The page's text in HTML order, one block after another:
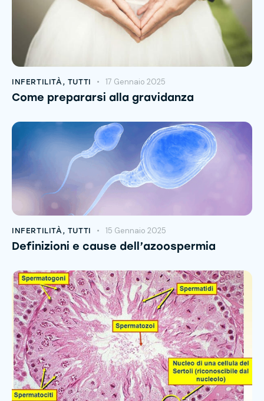
INFERTILITÀ , TUTTI 17 Gennaio 2025
Come prepararsi alla gravidanza
INFERTILITÀ, TUTTI 15 Gennaio 2025
Definizioni e cause dell’azoospermia